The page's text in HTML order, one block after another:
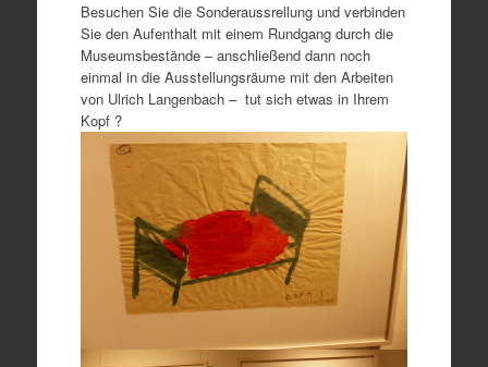
Besuchen Sie die Sonderaussrellung und verbinden
Sie den Aufenthalt mit einem Rundgang durch die
Museumsbestände – anschließend dann noch
einmal in die Ausstellungsräume mit den Arbeiten
von Ulrich Langenbach – tut sich etwas in Ihrem
Kopf ?